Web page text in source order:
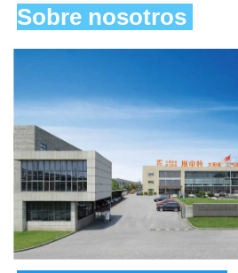
Sobre nosotros